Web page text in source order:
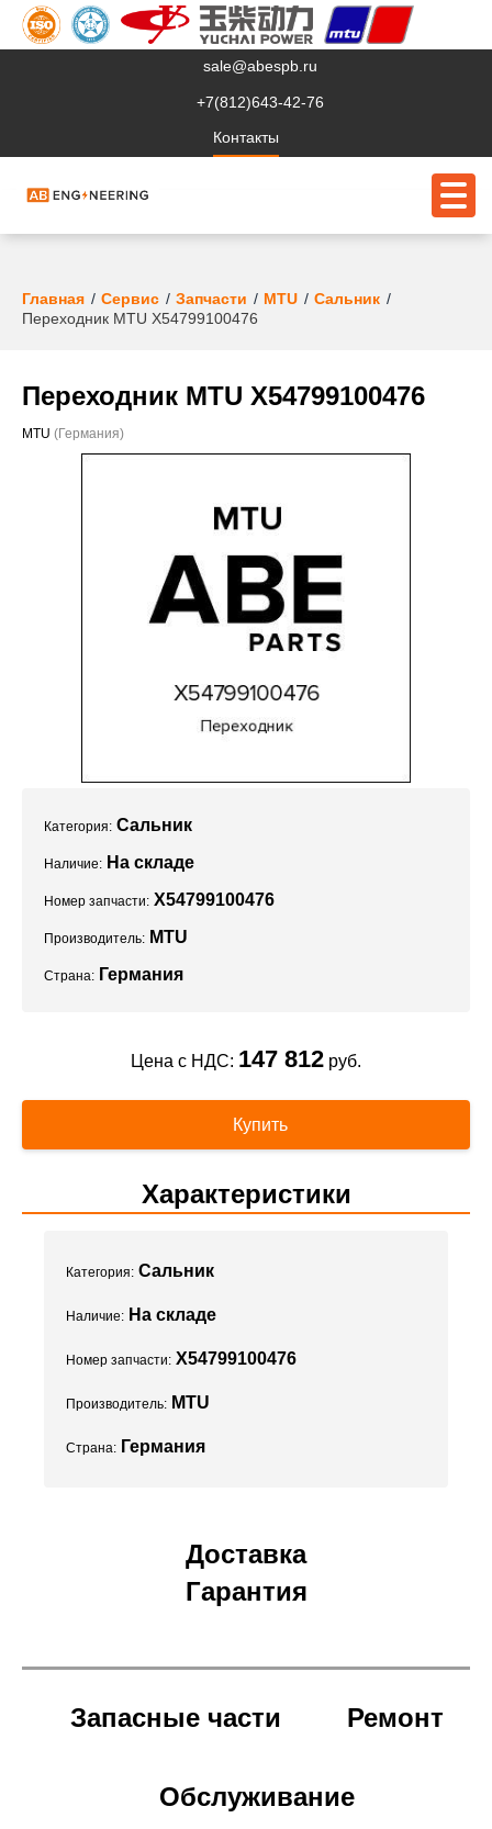
sale@abespb.ru
+7(812)643-42-76
Контакты
О компании
Проекты
Главная Сервис Запчасти MTU
Сальник
Переходник MTU X54799100476
Переходник MTU X54799100476
MTU (Германия)
Категория: Сальник
Наличие: На складе
Номер запчасти: X54799100476
Производитель: MTU
Страна: Германия
Цена с НДС: 147 812 руб.
Купить
Характеристики
Категория: Сальник
Наличие: На складе
Номер запчасти: X54799100476
Производитель: MTU
Страна: Германия
Доставка
Гарантия
Запасные части Ремонт
Обслуживание